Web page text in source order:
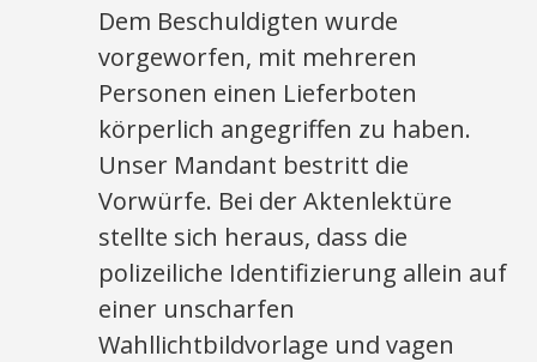
Dem Beschuldigten wurde
vorgeworfen, mit mehreren
Personen einen Lieferboten
körperlich angegriffen zu haben.
Unser Mandant bestritt die
Vorwürfe. Bei der Aktenlektüre
stellte sich heraus, dass die
polizeiliche Identifizierung allein auf
einer unscharfen
Wahllichtbildvorlage und vagen